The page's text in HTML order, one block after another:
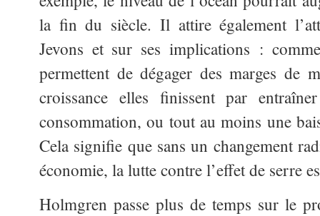
la fin du siècle. Il attire également
Jevons et sur ses implications :
permettent de dégager des marges de
croissance elles finissent par
consommation, ou tout au moins une
Cela signifie que sans un changement
économie, la lutte contre l’effet de serre
Holmgren passe plus de temps sur le